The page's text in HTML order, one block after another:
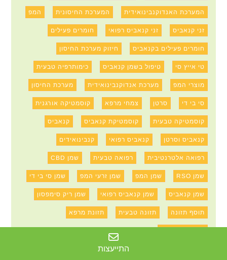
המערכת האנדוקנבינואידית המערכת החיסונית המפ
זני קנאביס זני קנאביס רפואי חומרים פעילים
חומרים פעילים בקנאביס חיזוק מערכת החיסון
טי אייץ סי טיפול בשמן קנאביס כימותרפיה טבעית
מוצרי המפ מערכת אנדוקנבינואידית מערכת החיסון
סי בי די סרטן צמחי מרפא קוסמטיקה אורגנית
קוסמטיקה טבעית קוסמטיקת קנאביס קנאביס
קנאביס וסרטן קנאביס רפואי קנבינואידים
רפואה אלטרנטיבית רפואה טבעית שמן CBD
שמן RSO שמן המפ שמן זרעי המפ שמן סי בי די
שמן קנאביס שמן קנאביס רפואי שמן ריק סימפסון
תוסף תזונה תזונה טבעית תזונת מרפא
התייעצות